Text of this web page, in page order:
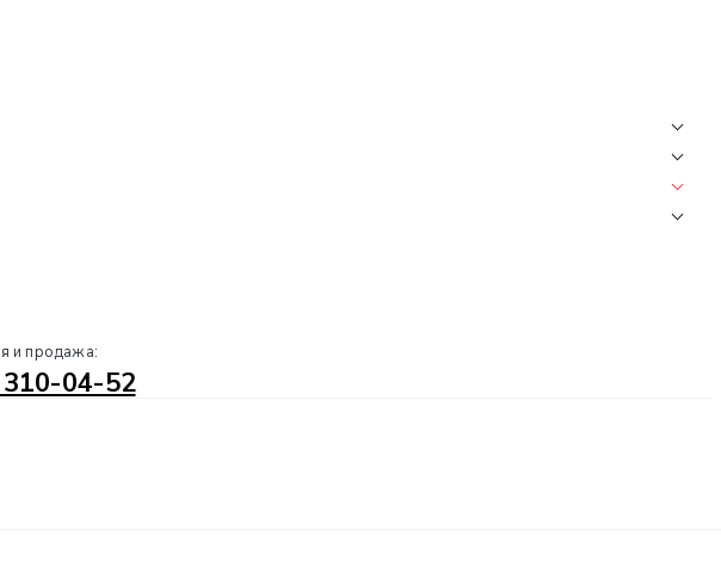
и продажа:
04-52